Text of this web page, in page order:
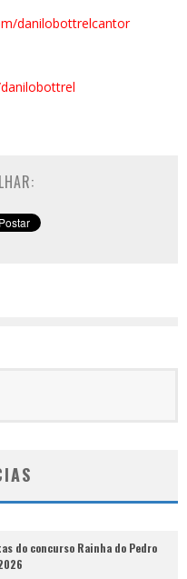
danilobottrelcantor
do concurso Rainha do Pedro